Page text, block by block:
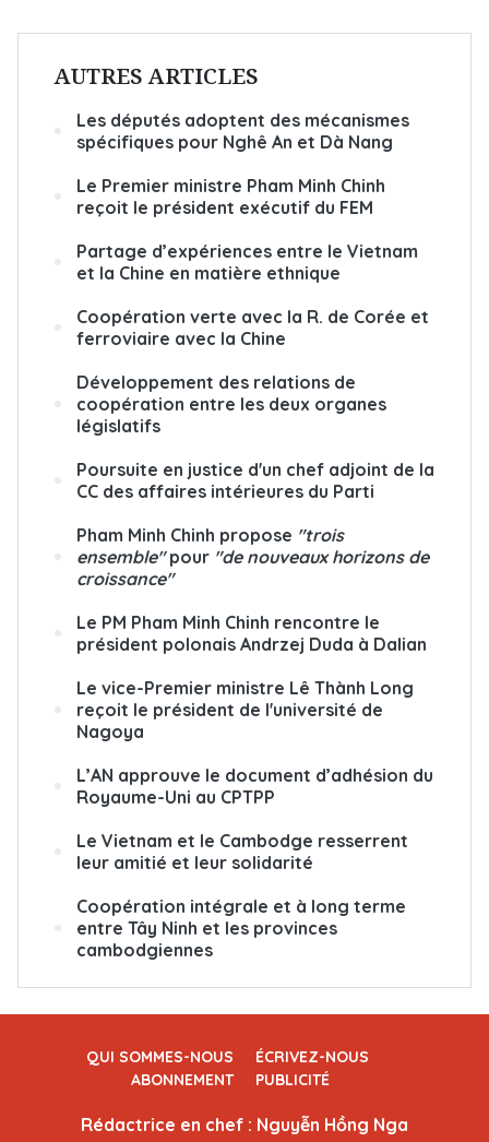
AUTRES ARTICLES
Les députés adoptent des mécanismes
spécifiques pour Nghê An et Dà Nang
Le Premier ministre Pham Minh Chinh
reçoit le président exécutif du FEM
Partage d’expériences entre le Vietnam
et la Chine en matière ethnique
Coopération verte avec la R. de Corée et
ferroviaire avec la Chine
Développement des relations de
coopération entre les deux organes
législatifs
Poursuite en justice d'un chef adjoint de la
CC des affaires intérieures du Parti
Pham Minh Chinh propose "trois
ensemble"pour "de nouveaux horizons de
croissance"
Le PM Pham Minh Chinh rencontre le
président polonais Andrzej Duda à Dalian
Le vice-Premier ministre Lê Thành Long
reçoit le président de l'université de
Nagoya
L’AN approuve le document d’adhésion du
Royaume-Uni au CPTPP
Le Vietnam et le Cambodge resserrent
leur amitié et leur solidarité
Coopération intégrale et à long terme
entre Tây Ninh et les provinces
cambodgiennes
QUI SOMMES-NOUS
ÉCRIVEZ-NOUS
ABONNEMENT
PUBLICITÉ
Rédactrice en chef : Nguyễn Hồng Nga